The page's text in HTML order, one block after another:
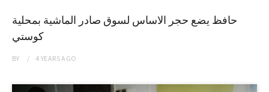
حافظ يضع حجر الاساس لسوق صادر الماشية بمحلية
كوستي
BY 4 YEARSAGO